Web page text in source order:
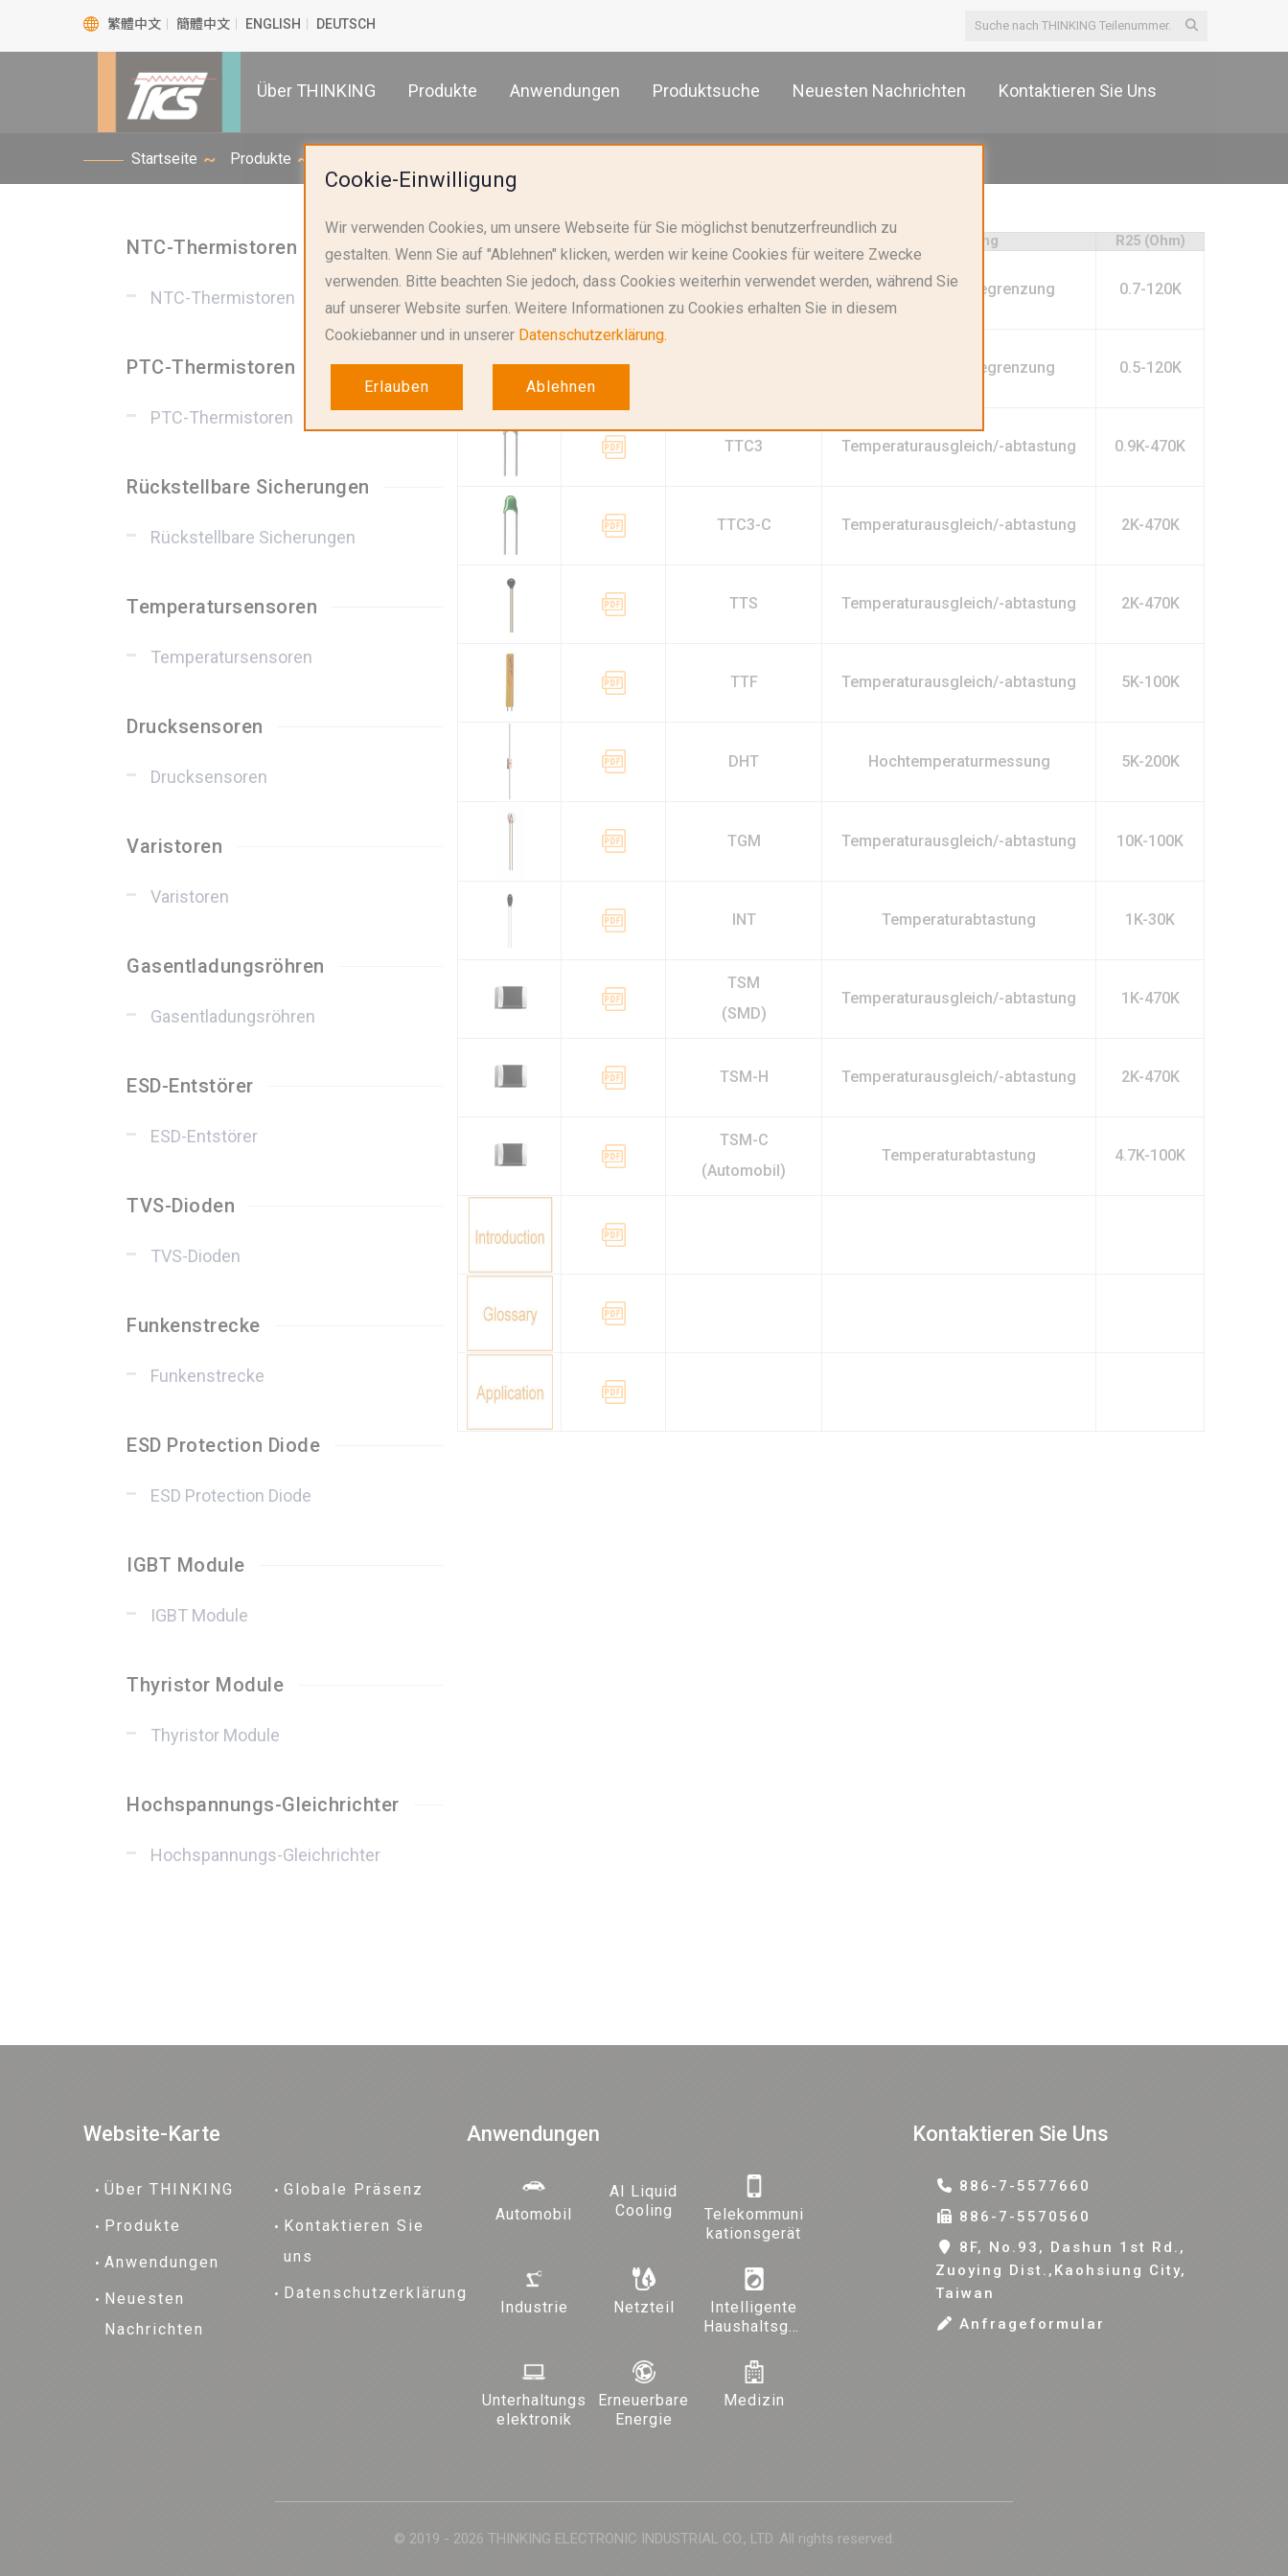
繁體中文 簡體中文 ENGLISH DEUTSCH
Über THINKING Produkte Anwendungen Produktsuche Neuesten Nachrichten Kontaktieren Sie Uns
Startseite Produkte
NTC-Thermistoren
NTC-Thermistoren
PTC-Thermistoren
PTC-Thermistoren
Rückstellbare Sicherungen
Rückstellbare Sicherungen
Temperatursensoren
Temperatursensoren
Drucksensoren
Drucksensoren
Varistoren
Varistoren
Gasentladungsröhren
Gasentladungsröhren
ESD-Entstörer
ESD-Entstörer
TVS-Dioden
TVS-Dioden
Funkenstrecke
Funkenstrecke
ESD Protection Diode
ESD Protection Diode
IGBT Module
IGBT Module
Thyristor Module
Thyristor Module
Hochspannungs-Gleichrichter
Hochspannungs-Gleichrichter
Produktfamilie Anwendung R25 (Ohm)
SCK Einschaltstrombegrenzung 0.7-120K
Einschaltstrombegrenzung 0.5-120K
TTC3 Temperaturausgleich/-abtastung 0.9K-470K
TTC3-C Temperaturausgleich/-abtastung 2K-470K
TTS Temperaturausgleich/-abtastung 2K-470K
TTF Temperaturausgleich/-abtastung 5K-100K
DHT Hochtemperaturmessung 5K-200K
TGM Temperaturausgleich/-abtastung 10K-100K
INT Temperaturabtastung 1K-30K
TSM
(SMD)
Temperaturausgleich/-abtastung 1K-470K
TSM-H Temperaturausgleich/-abtastung 2K-470K
TSM-C
(Automobil)
Temperaturabtastung 4.7K-100K
Website-Karte
Über THINKING
Produkte
Anwendungen
Neuesten
Nachrichten
Globale Präsenz
Kontaktieren Sie
uns
Datenschutzerklärung
Anwendungen
Automobil
AI Liquid
Cooling
Telekommuni
kationsgerät
Industrie Netzteil
Intelligente
Haushaltsger
Beleuchtung
Unterhaltungs
elektronik
Erneuerbare
Energie
Medizin
Kontaktieren Sie Uns
886-7-5577660
886-7-5570560
8F, No.93, Dashun 1st Rd.,
Zuoying Dist.,Kaohsiung City,
Taiwan
Anfrageformular
© 2019 - 2026 THINKING ELECTRONIC INDUSTRIAL CO., LTD. All rights reserved.
Cookie-Einwilligung
Wir verwenden Cookies, um unsere Webseite für Sie möglichst benutzerfreundlich zu
gestalten. Wenn Sie auf "Ablehnen" klicken, werden wir keine Cookies für weitere Zwecke
verwenden. Bitte beachten Sie jedoch, dass Cookies weiterhin verwendet werden, während Sie
auf unserer Website surfen. Weitere Informationen zu Cookies erhalten Sie in diesem
Cookiebanner und in unserer Datenschutzerklärung.
Erlauben Ablehnen